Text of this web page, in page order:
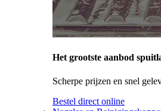
Het grootste aanbod
Scherpe prijzen en snel
Bestel direct online